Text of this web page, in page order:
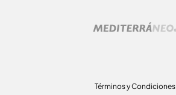
Términos y Condiciones